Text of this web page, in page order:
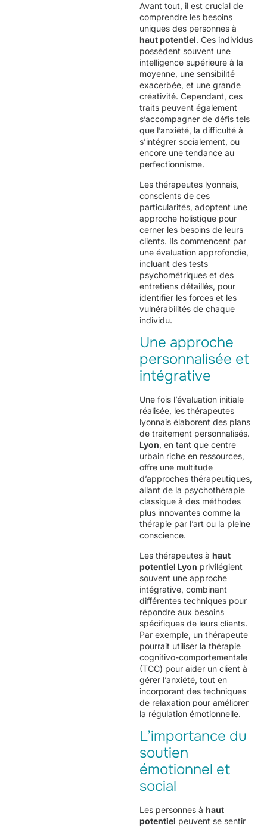
Avant tout, il est crucial de
comprendre les besoins
uniques des personnes à
haut potentiel. Ces individus
possèdent souvent une
intelligence supérieure à la
moyenne, une sensibilité
exacerbée, et une grande
créativité. Cependant, ces
traits peuvent également
s’accompagner de défis tels
que l’anxiété, la difficulté à
s’intégrer socialement, ou
encore une tendance au
perfectionnisme.
Les thérapeutes lyonnais,
conscients de ces
particularités, adoptent une
approche holistique pour
cerner les besoins de leurs
clients. Ils commencent par
une évaluation approfondie,
incluant des tests
psychométriques et des
entretiens détaillés, pour
identifier les forces et les
vulnérabilités de chaque
individu.
Une approche
personnalisée et
intégrative
Une fois l’évaluation initiale
réalisée, les thérapeutes
lyonnais élaborent des plans
de traitement personnalisés.
Lyon, en tant que centre
urbain riche en ressources,
offre une multitude
d’approches thérapeutiques,
allant de la psychothérapie
classique à des méthodes
plus innovantes comme la
thérapie par l’art ou la pleine
conscience.
Les thérapeutes à haut
potentiel Lyon privilégient
souvent une approche
intégrative, combinant
différentes techniques pour
répondre aux besoins
spécifiques de leurs clients.
Par exemple, un thérapeute
pourrait utiliser la thérapie
cognitivo-comportementale
(TCC) pour aider un client à
gérer l’anxiété, tout en
incorporant des techniques
de relaxation pour améliorer
la régulation émotionnelle.
L’importance du
soutien
émotionnel et
social
Les personnes à haut
potentiel peuvent se sentir